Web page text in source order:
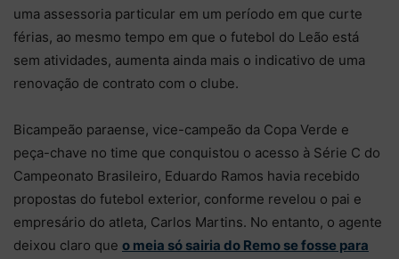
uma assessoria particular em um período em que curte
férias, ao mesmo tempo em que o futebol do Leão está
sem atividades, aumenta ainda mais o indicativo de uma
renovação de contrato com o clube.
Bicampeão paraense, vice-campeão da Copa Verde e
peça-chave no time que conquistou o acesso à Série C do
Campeonato Brasileiro, Eduardo Ramos havia recebido
propostas do futebol exterior, conforme revelou o pai e
empresário do atleta, Carlos Martins. No entanto, o agente
deixou claro que o meia só sairia do Remo se fosse para